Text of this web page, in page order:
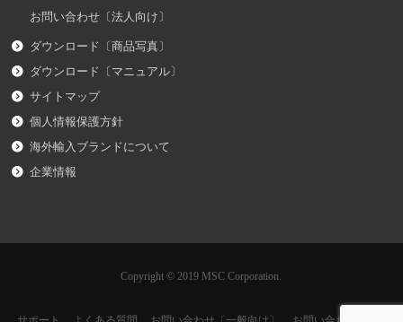
お問い合わせ〔法人向け〕
ダウンロード〔商品写真〕
ダウンロード〔マニュアル〕
サイトマップ
個人情報保護方針
海外輸入ブランドについて
企業情報
Copyright © 2019 MSC Corporation.